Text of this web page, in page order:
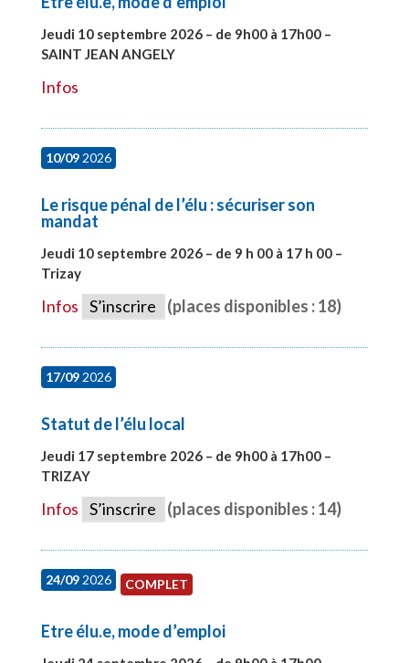
Jeudi 10 septembre 2026 – de 9h00 à 17h00 –
SAINT JEAN ANGELY
Infos
10/092026
Le risque pénal de l’élu : sécuriser son
mandat
Jeudi 10 septembre 2026 – de 9 h 00 à 17 h 00 –
Trizay
Infos S’inscrire (places disponibles : 18)
17/092026
Statut de l’élu local
Jeudi 17 septembre 2026 – de 9h00 à 17h00 –
TRIZAY
Infos S’inscrire (places disponibles : 14)
24/092026 COMPLET
Etre élu.e, mode d’emploi